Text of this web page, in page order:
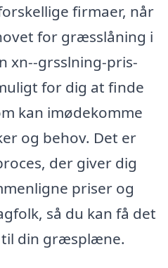
firmaer, når
for græsslåning i
xn--grsslning-pris-
for dig at finde
kan imødekomme
og behov. Det er
der giver dig
priser og
så du kan få det
din græsplæne.